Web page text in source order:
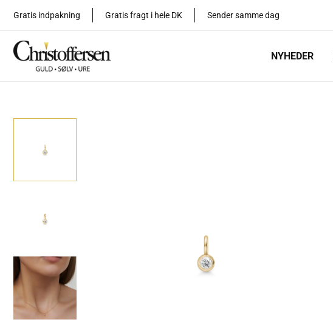
indholdet
Gratis indpakning Gratis fragt i hele DK Sender samme dag
NYHEDER